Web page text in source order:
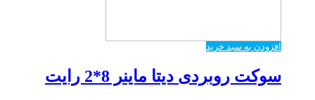
افزودن به سبد خرید
سوکت روبردی دیتا ماینر 8*2 رایت